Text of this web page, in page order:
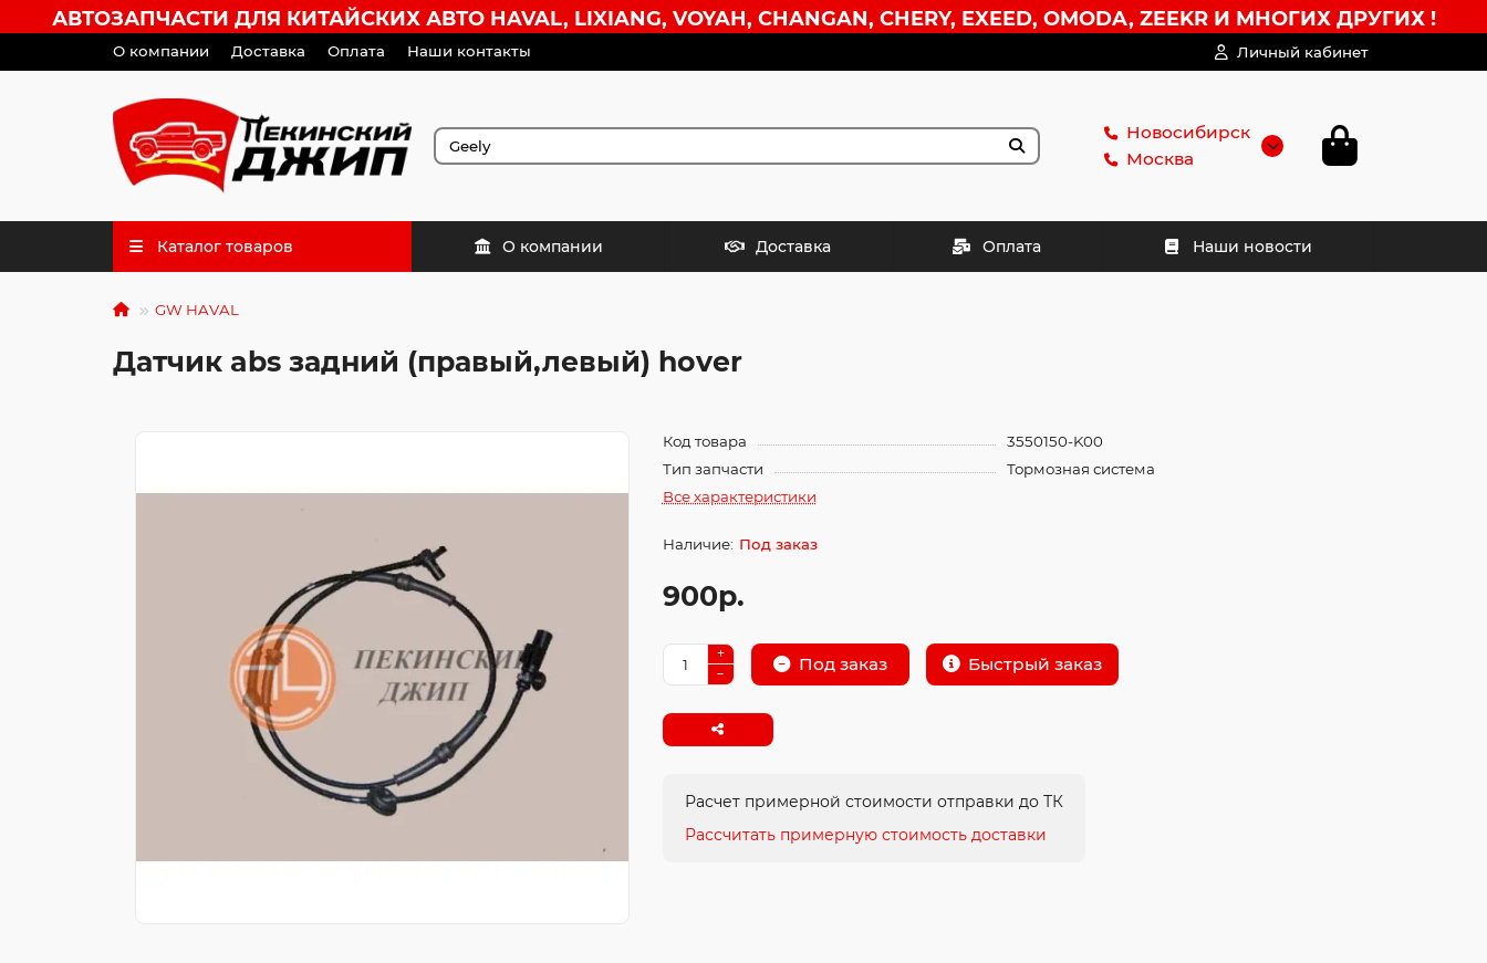
АВТОЗАПЧАСТИ ДЛЯ КИТАЙСКИХ АВТО HAVAL, LIXIANG, VOYAH, CHANGAN, CHERY, EXEED, OMODA, ZEEKR И МНОГИХ ДРУГИХ !
О компании Доставка Оплата Наши контакты Личный кабинет
Новосибирск
Москва
Каталог товаров О компании Доставка Оплата Наши новости
GW HAVAL
Датчик abs задний (правый,левый) hover
Код товара
3550150-K00
Тип запчасти
Тормозная система
Все характеристики
Под заказ
900р.
Под заказ Быстрый заказ
Расчет примерной стоимости отправки до ТК
Рассчитать примерную стоимость доставки